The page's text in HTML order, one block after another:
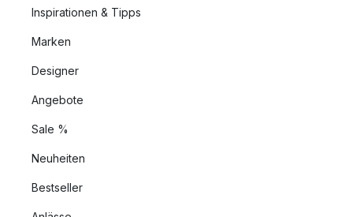
Inspirationen & Tipps
Marken
Designer
Angebote
Sale %
Neuheiten
Bestseller